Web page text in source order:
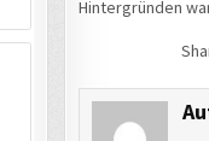
Hintergründen